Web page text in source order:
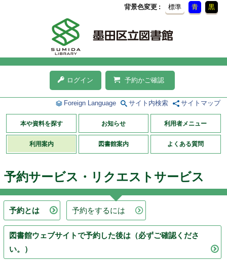
背景色変更 標準 青 黒
ログイン 予約かご確認
Foreign Language サイト内検索 サイトマップ
本や資料を探す お知らせ 利用者メニュー
利用案内 図書館案内 よくある質問
予約サービス・リクエストサービス
予約とは 予約をするには
図書館ウェブサイトで予約した後は（必ずご確認くださ
い。）